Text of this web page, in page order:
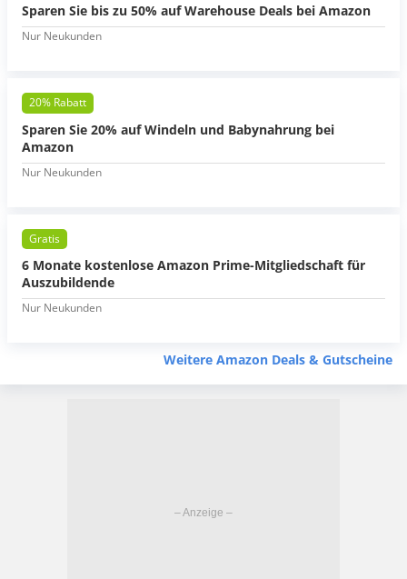
Sparen Sie bis zu 50% auf Warehouse Deals bei Amazon
Nur Neukunden
20% Rabatt
Sparen Sie 20% auf Windeln und Babynahrung bei
Amazon
Nur Neukunden
Gratis
6 Monate kostenlose Amazon Prime-Mitgliedschaft für
Auszubildende
Nur Neukunden
Weitere Amazon Deals & Gutscheine